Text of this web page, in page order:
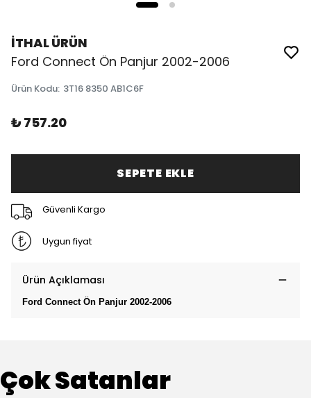
İTHAL ÜRÜN
Ford Connect Ön Panjur 2002-2006
Ürün Kodu: 3T16 8350 AB1C6F
₺ 757.20
SEPETE EKLE
Güvenli Kargo
Uygun fiyat
Ürün Açıklaması
Ford Connect Ön Panjur 2002-2006
Çok Satanlar